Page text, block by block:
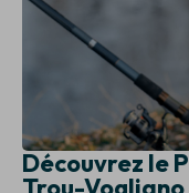
Découvrez le